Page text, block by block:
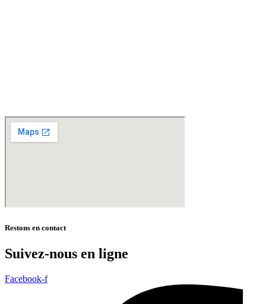
Restons en contact
Suivez-nous en ligne
Facebook-f